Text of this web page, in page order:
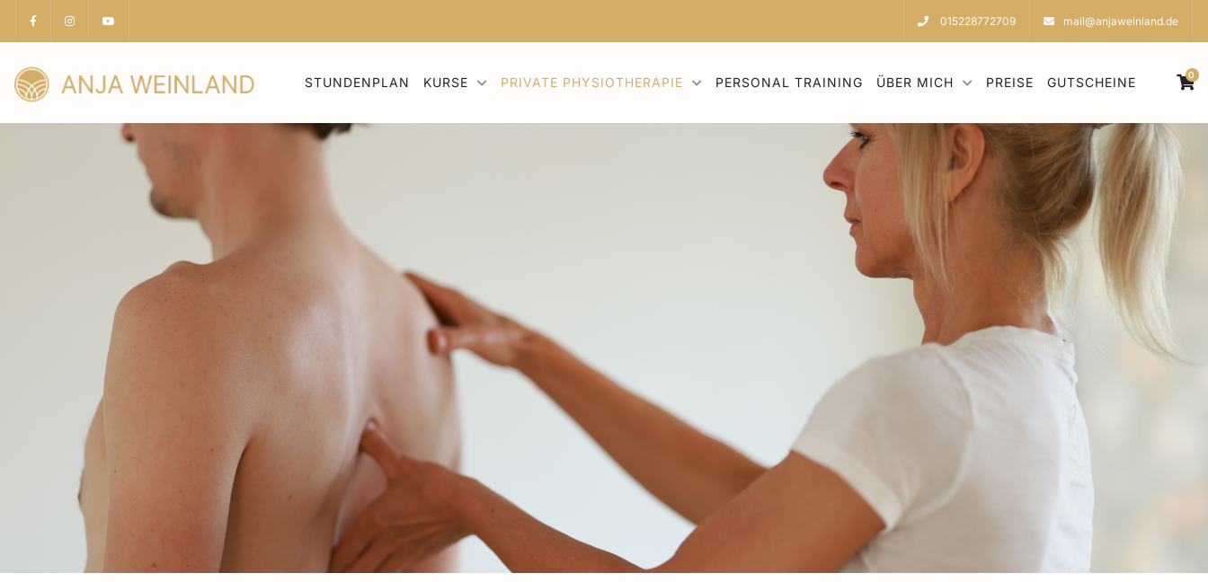
015228772709 mail@anjaweinland.de
STUNDENPLAN KURSE PRIVATE PHYSIOTHERAPIE PERSONAL TRAINING ÜBER MICH PREISE GUTSCHEINE 0